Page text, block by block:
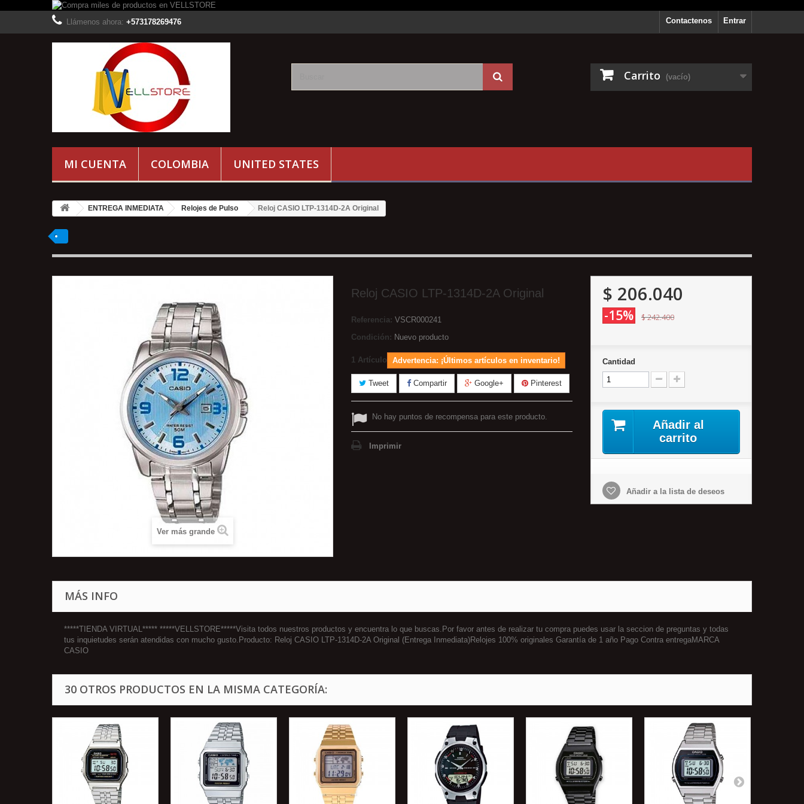
Entrar
Contactenos
Llámenos ahora: +573178269476
Carrito (vacío)
MI CUENTA COLOMBIA UNITED STATES
ENTREGA INMEDIATA Relojes de Pulso Reloj CASIO LTP-1314D-2A Original
Ver más grande
Reloj CASIO LTP-1314D-2A Original
Referencia: VSCR000241
Condición: Nuevo producto
1 Artículo Advertencia: ¡Últimos artículos en inventario!
Tweet Compartir Google+ Pinterest
No hay puntos de recompensa para este producto.
Imprimir
$ 206.040
-15% $ 242.400
Cantidad
Añadir al
carrito
Añadir a la lista de deseos
MÁS INFO
*****TIENDA VIRTUAL***** *****VELLSTORE*****Visita todos nuestros productos y encuentra lo que buscas.Por favor antes de realizar tu compra puedes usar la seccion de preguntas y todas
tus inquietudes serán atendidas con mucho gusto.Producto: Reloj CASIO LTP-1314D-2A Original (Entrega Inmediata)Relojes 100% originales Garantía de 1 año Pago Contra entregaMARCA
CASIO
30 OTROS PRODUCTOS EN LA MISMA CATEGORÍA: